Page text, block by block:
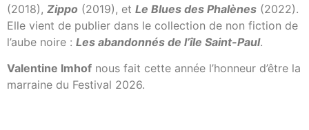
(2018), Zippo (2019), et Le Blues des Phalènes (2022).
Elle vient de publier dans le collection de non fiction de
l’aube noire : Les abandonnés de l’île Saint-Paul.
Valentine Imhof nous fait cette année l’honneur d’être la
marraine du Festival 2026.